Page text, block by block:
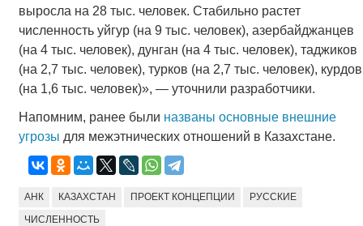
выросла на 28 тыс. человек. Стабильно растет
численность уйгур (на 9 тыс. человек), азербайджанцев
(на 4 тыс. человек), дунган (на 4 тыс. человек), таджиков
(на 2,7 тыс. человек), турков (на 2,7 тыс. человек), курдов
(на 1,6 тыс. человек)», — уточнили разработчики.
Напомним, ранее были названы основные внешние
угрозы для межэтнических отношений в Казахстане.
АНК КАЗАХСТАН ПРОЕКТ КОНЦЕПЦИИ РУССКИЕ
ЧИСЛЕННОСТЬ